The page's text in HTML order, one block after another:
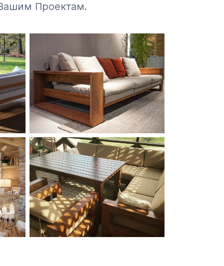
Проектам.